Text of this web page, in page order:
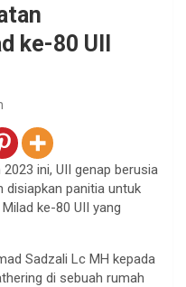
ke-80 UII
ini, UII genap berusia
disiapkan panitia untuk
ke-80 UII yang
Sadzali Lc MH kepada
di sebuah rumah